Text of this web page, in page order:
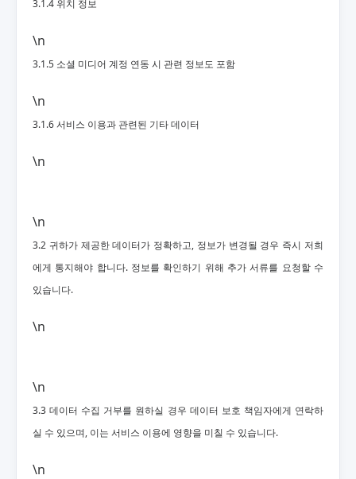
3.1.4 위치 정보
\n
3.1.5 소셜 미디어 계정 연동 시 관련 정보도 포함
\n
3.1.6 서비스 이용과 관련된 기타 데이터
\n
\n
3.2 귀하가 제공한 데이터가 정확하고, 정보가 변경될 경우 즉시 저희
에게 통지해야 합니다. 정보를 확인하기 위해 추가 서류를 요청할 수
있습니다.
\n
\n
3.3 데이터 수집 거부를 원하실 경우 데이터 보호 책임자에게 연락하
실 수 있으며, 이는 서비스 이용에 영향을 미칠 수 있습니다.
\n